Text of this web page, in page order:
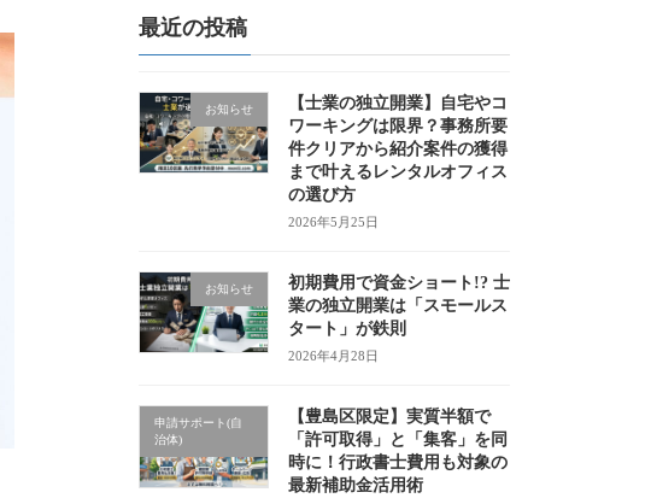
最近の投稿
お知らせ
【士業の独立開業】自宅やコ
ワーキングは限界？事務所要
件クリアから紹介案件の獲得
まで叶えるレンタルオフィス
の選び方
2026年5月25日
お知らせ
初期費用で資金ショート!? 士
業の独立開業は「スモールス
タート」が鉄則
2026年4月28日
申請サポート(自
治体)
【豊島区限定】実質半額で
「許可取得」と「集客」を同
時に！行政書士費用も対象の
最新補助金活用術